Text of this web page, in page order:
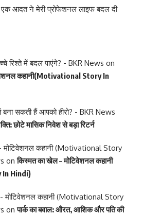
एक आदत ने मेरी प्रोफेशनल लाइफ बदल दी
रिश्ते में बदल पाएंगे? - BKR News on
कहानी(Motivational Story In
सकती हैं आपको हीरो? - BKR News
छोटे मासिक निवेश से बड़ा रिटर्न
मोटिवेशनल कहानी (Motivational Story
onकिस्मत का खेल – मोटिवेशनल कहानी
Hindi)
- मोटिवेशनल कहानी (Motivational Story
onपार्क का बवाल: औरत, आशिक और पति की